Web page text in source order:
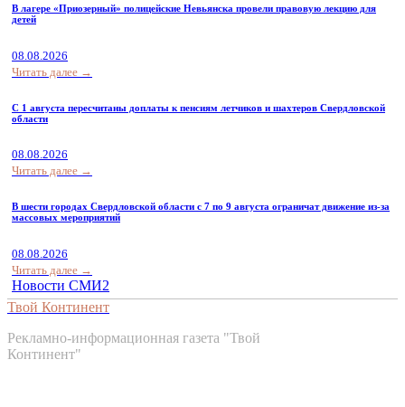
В лагере «Приозерный» полицейские Невьянска провели правовую лекцию для
детей
08.08.2026
Читать далее →
С 1 августа пересчитаны доплаты к пенсиям летчиков и шахтеров Свердловской
области
08.08.2026
Читать далее →
В шести городах Свердловской области с 7 по 9 августа ограничат движение из-за
массовых мероприятий
08.08.2026
Читать далее →
Новости СМИ2
Твой Континент
Рекламно-информационная газета "Твой
Континент"